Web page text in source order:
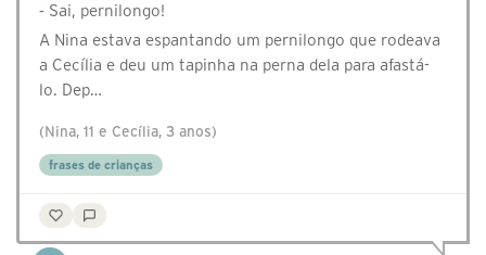
⁃ Sai, pernilongo!
A Nina estava espantando um pernilongo que rodeava
a Cecília e deu um tapinha na perna dela para afastá-
lo. Dep…
(Nina, 11 e Cecília, 3 anos)
frases de crianças